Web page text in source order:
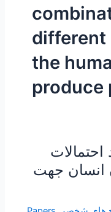
different
the
produce
احتمالات
بدن انسان جهت